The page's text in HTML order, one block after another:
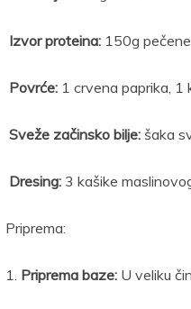
Izvor proteina: 150g
Povrće: 1 crvena paprika, 1
Sveže začinsko bilje: šaka
Dresing: 3 kašike
Priprema:
1. Priprema baze: U veliku